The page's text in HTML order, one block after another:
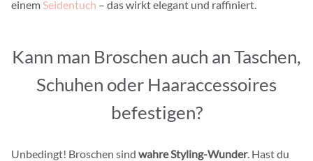
einemSeidentuch – das wirkt elegant und raffiniert.
Kann man Broschen auch an Taschen,
Schuhen oder Haaraccessoires
befestigen?
Unbedingt! Broschen sind wahre Styling-Wunder. Hast du